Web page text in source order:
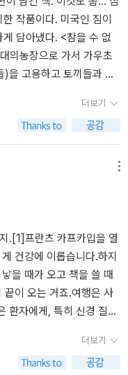
해할 수도 그리고 설명도
부에노스 아이레스에서
이 풍성한 소고기 대신
의 이미지가 너무나 마음
꾸만 메가 픽션 <2666>을
했던가. 하수도에 거주
는 연쇄살인 사건 해결에
서라고 한다. 첫 번째 희
. 그 다음에도 쥐들의 삶
고 연달아 죽은 일련의
패턴을 연구하면서 아무
다. 그리고 결국 범인으로
추구하는 정의를 실현시
범죄의 당사자가 된다. 이
형사는 족제비라는 강력
청을 무시하지 않고 구
은 애정을 품고 있는 알바
원작자에게 아무런 양해
작품이다. 미국인 짐이
담아냈다. <참을 수 없
의농장으로 가서 가우초
을 고용하고 토끼들과 뛰
. 또한 세르반테스의 <돈
작가들의 작품들을 따
방식으로 구성된 소설이
. <경찰 쥐>는 카프카의
작품이다. 카프카의 소
자 경찰로 나온다. 탐정
그려낸다. 되게 재밌게
나의 소설가 루셀로트가
자꾸 표절하는 것에 아무
의 독자’라고 느끼며, 파
예술의 표절 문제에 좀 관
흥미롭게 읽을 수 있었
, 선과 악이 교차하는 아이
되려는 한 소년은 신비
더보기
.[1]프란츠 카프카입을 열
건강에 이롭습니다.하지
을 때가 오고 책을 쓸 때
끝이 오는 거죠.여행은 사
환자에게, 특히 신경 질환
바뀜에 따라 모르는 병에
으며 움직이지 않는 편이,
더보기